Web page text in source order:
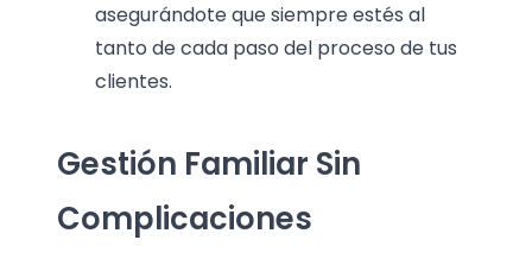
asegurándote que siempre estés al
tanto de cada paso del proceso de tus
clientes.
Gestión Familiar Sin
Complicaciones